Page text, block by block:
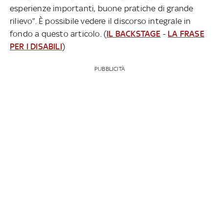
esperienze importanti, buone pratiche di grande
rilievo”. È possibile vedere il discorso integrale in
fondo a questo articolo. (IL BACKSTAGE - LA FRASE
PER I DISABILI)
PUBBLICITÀ